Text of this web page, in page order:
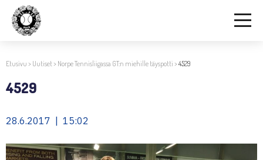
Etusivu > Uutiset> Norpe Tennisliigassa GT:n miehille täyspotti >4529
4529
28.6.2017 | 15:02